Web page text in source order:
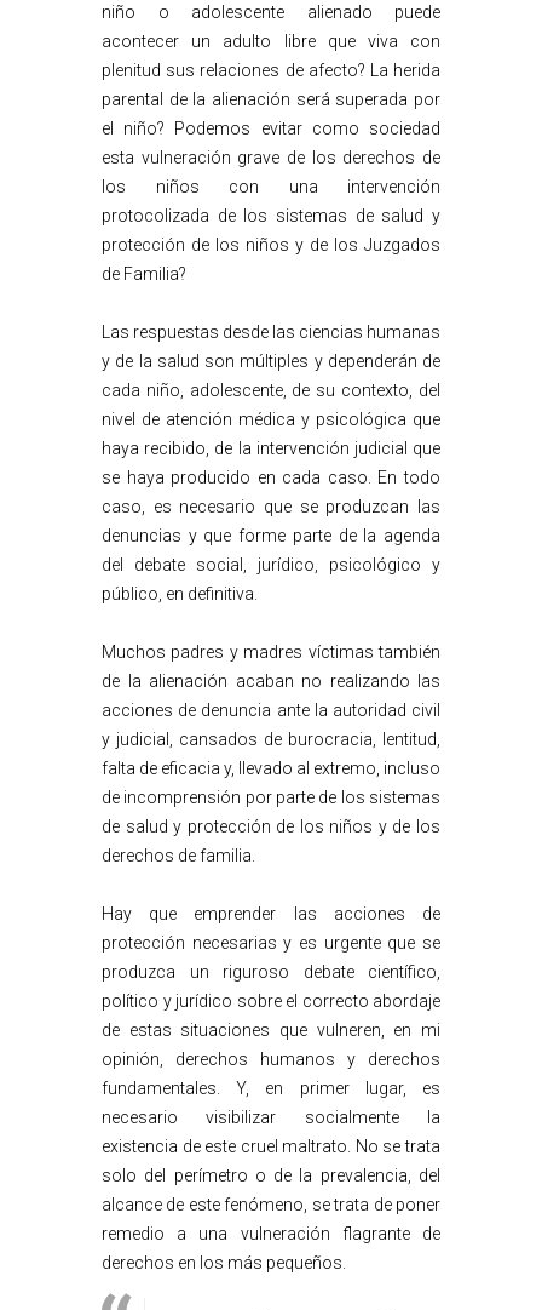
niño o adolescente alienado puede
acontecer un adulto libre que viva con
plenitud sus relaciones de afecto? La herida
parental de la alienación será superada por
el niño? Podemos evitar como sociedad
esta vulneración grave de los derechos de
los niños con una intervención
protocolizada de los sistemas de salud y
protección de los niños y de los Juzgados
de Familia?
Las respuestas desde las ciencias humanas
y de la salud son múltiples y dependerán de
cada niño, adolescente, de su contexto, del
nivel de atención médica y psicológica que
haya recibido, de la intervención judicial que
se haya producido en cada caso. En todo
caso, es necesario que se produzcan las
denuncias y que forme parte de la agenda
del debate social, jurídico, psicológico y
público, en definitiva.
Muchos padres y madres víctimas también
de la alienación acaban no realizando las
acciones de denuncia ante la autoridad civil
y judicial, cansados de burocracia, lentitud,
falta de eficacia y, llevado al extremo, incluso
de incomprensión por parte de los sistemas
de salud y protección de los niños y de los
derechos de familia.
Hay que emprender las acciones de
protección necesarias y es urgente que se
produzca un riguroso debate científico,
político y jurídico sobre el correcto abordaje
de estas situaciones que vulneren, en mi
opinión, derechos humanos y derechos
fundamentales. Y, en primer lugar, es
necesario visibilizar socialmente la
existencia de este cruel maltrato. No se trata
solo del perímetro o de la prevalencia, del
alcance de este fenómeno, se trata de poner
remedio a una vulneración flagrante de
derechos en los más pequeños.